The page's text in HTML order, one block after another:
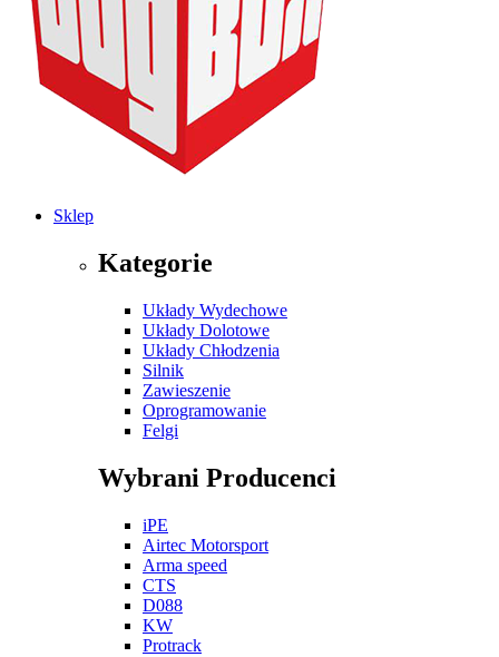
Sklep
Kategorie
Układy Wydechowe
Układy Dolotowe
Układy Chłodzenia
Silnik
Zawieszenie
Oprogramowanie
Felgi
Wybrani Producenci
iPE
Airtec Motorsport
Arma speed
CTS
D088
KW
Protrack